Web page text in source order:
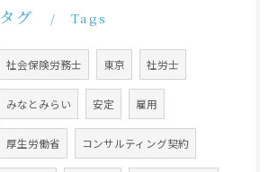
タグ Tags
社会保険労務士 東京 社労士
みなとみらい 安定 雇用
厚生労働省 コンサルティング契約